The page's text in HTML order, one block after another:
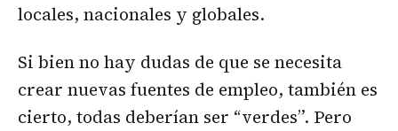
locales, nacionales y globales.
Si bien no hay dudas de que se necesita
crear nuevas fuentes de empleo, también es
cierto, todas deberían ser “verdes”. Pero